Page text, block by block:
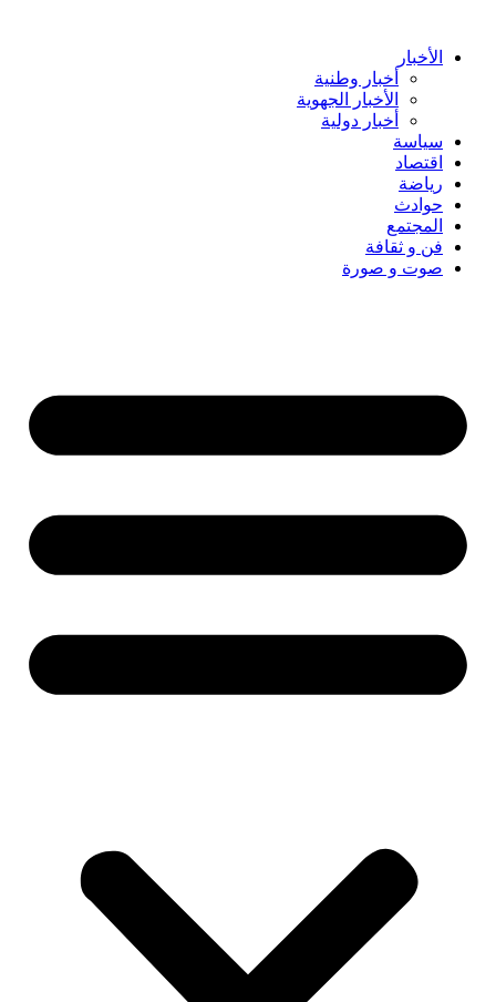
content الأخبار
أخبار وطنية
الأخبار الجهوية
أخبار دولية
سياسة
اقتصاد
رياضة
حوادث
المجتمع
فن و ثقافة
صوت و صورة